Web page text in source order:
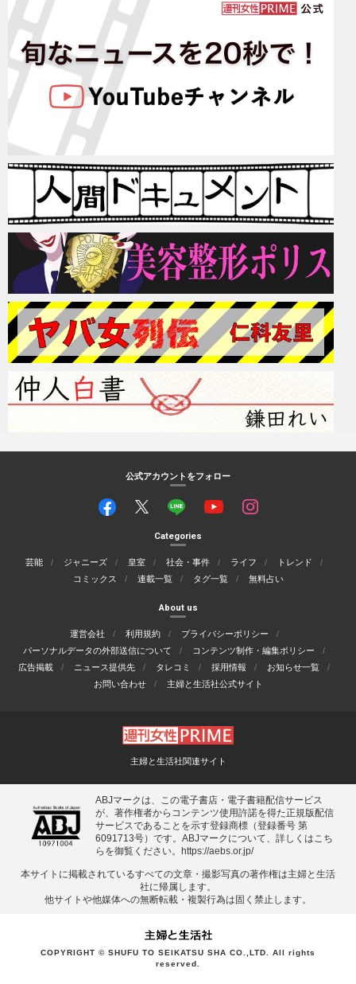
公式アカウントをフォロー
Categories
芸能 ジャニーズ 皇室 社会・事件 ライフ
トレンド
コミックス
連載一覧 タグ一覧 無料占い
About us
運営会社 利用規約
プライバシーポリシー
パーソナルデータの外部送信について
コンテンツ制作・編集ポリシー
広告掲載
ニュース提供先 タレコミ 採用情報
お知らせ一覧
お問い合わせ
主婦と生活社公式サイト
主婦と生活社関連サイト
ABJマークは、この電子書店・電子書籍配信サービス
が、著作権者からコンテンツ使用許諾を得た正規版配信
サービスであることを示す登録商標（登録番号 第
6091713号）です。ABJマークについて、詳しくはこち
らを御覧ください。
https://aebs.or.jp/
本サイトに掲載されているすべての⽂章・撮影写真の著作権は主婦と⽣活
社に帰属します。
他サイトや他媒体への無断転載・複製⾏為は固く禁⽌します。
COPYRIGHT © SHUFU TO SEIKATSU SHA CO.,LTD. All rights
reserved.